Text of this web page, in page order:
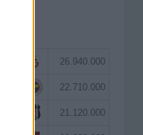
26.940.000
22.710.000
21.120.000